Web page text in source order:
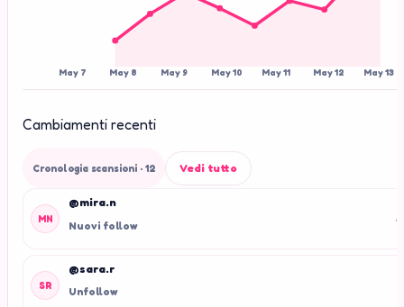
May 7 May 8 May 9 May 10 May 11 May 12 May 13
Cambiamenti recenti
Cronologia scansioni· 12 Vedi tutto
MN
@mira.n
Nuovi follow +
SR
@sara.r
Unfollow